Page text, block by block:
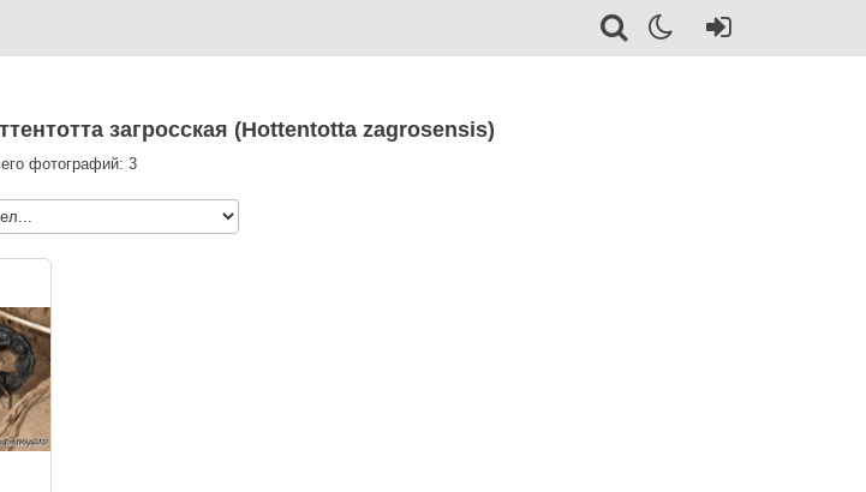
загросская (Hottentotta zagrosensis)
фотографий: 3